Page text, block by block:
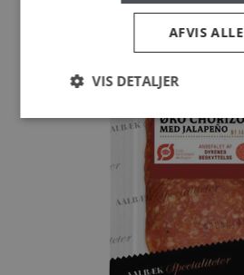
AFVIS ALLE
VIS DETALJER